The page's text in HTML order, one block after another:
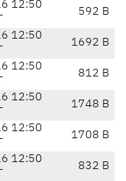
12:50
592 B
12:50
1692 B
12:50
812 B
12:50
1748 B
12:50
1708 B
12:50
832 B